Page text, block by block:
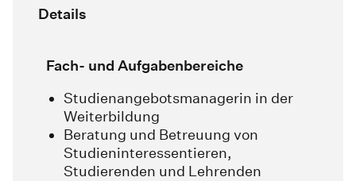
Details
Fach- und Aufgabenbereiche
Studienangebotsmanagerin in der
Weiterbildung
Beratung und Betreuung von
Studieninteressentieren,
Studierenden und Lehrenden